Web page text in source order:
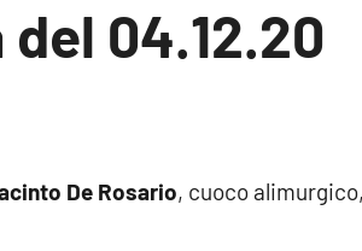
04.12.20
De Rosario, cuoco